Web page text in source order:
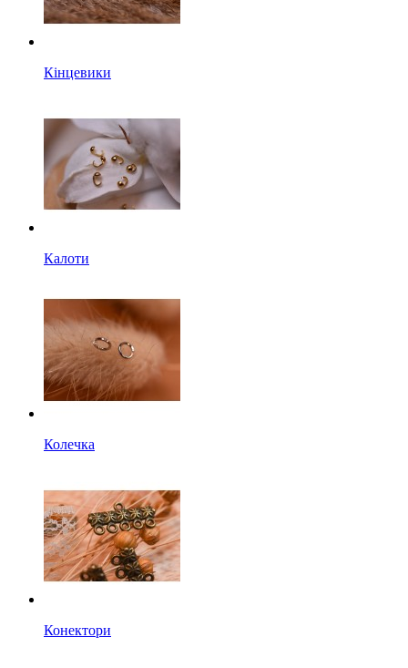
Кінцевики
Калоти
Колечка
Конектори